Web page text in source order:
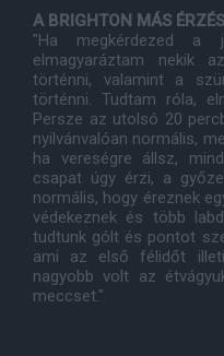
A BRIGHTON MÁS
"Ha megkérdezed a
elmagyaráztam nekik
történni, valamint a
történni. Tudtam róla,
Persze az utolsó 20
nyilvánvalóan normális,
ha vereségre állsz,
csapat úgy érzi, a
normális, hogy éreznek
védekeznek és több
tudtunk gólt és pontot
ami az első félidőt
nagyobb volt az
meccset."